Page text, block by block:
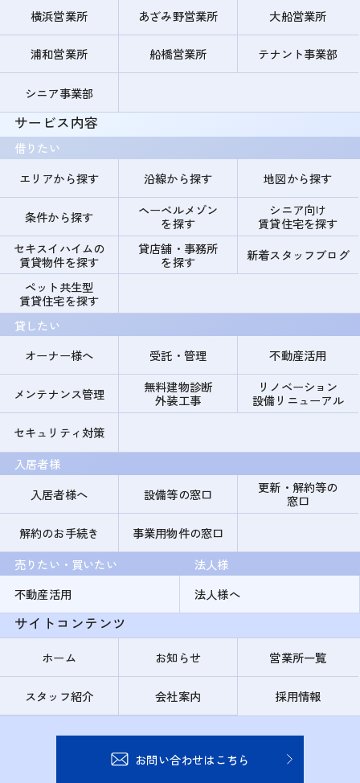
横浜営業所 あざみ野営業所 大船営業所
浦和営業所 船橋営業所 テナント事業部
シニア事業部
サービス内容
借りたい
エリアから探す
沿線から探す 地図から探す
条件から探す
ヘーベルメゾン
を探す
シニア向け
賃貸住宅を探す
セキスイハイムの
賃貸物件を探す
貸店舗・事務所
を探す
新着スタッフブログ
ペット共生型
賃貸住宅を探す
貸したい
オーナー様へ
受託・管理 不動産活用
メンテナンス管理
無料建物診断
外装工事
リノベーション
設備リニューアル
セキュリティ対策
入居者様
入居者様へ
設備等の窓口
更新・解約等の
窓口
解約のお手続き
事業用物件の窓口
売りたい・買いたい
不動産活用
法人様
法人様へ
サイトコンテンツ
ホーム お知らせ 営業所一覧
スタッフ紹介 会社案内 採用情報
お問い合わせはこちら